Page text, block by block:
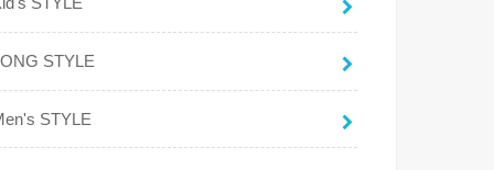
STYLE
STYLE
STYLE